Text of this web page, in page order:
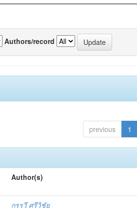
Authors/record
previous 1
Author(s)
กรรวี ศรีวิชัย